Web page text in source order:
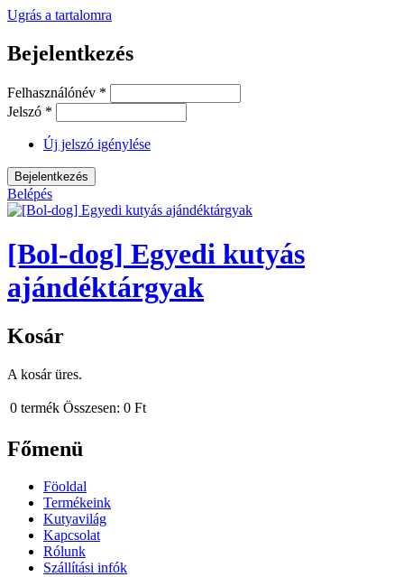
Ugrás a tartalomra
Bejelentkezés
Felhasználónév *
Jelszó *
Új jelszó igénylése
Belépés
[Bol-dog] Egyedi kutyás
ajándéktárgyak
Kosár
A kosár üres.
0 termék Összesen: 0 Ft
Főmenü
Föoldal
Termékeink
Kutyavilág
Kapcsolat
Rólunk
Szállítási infók